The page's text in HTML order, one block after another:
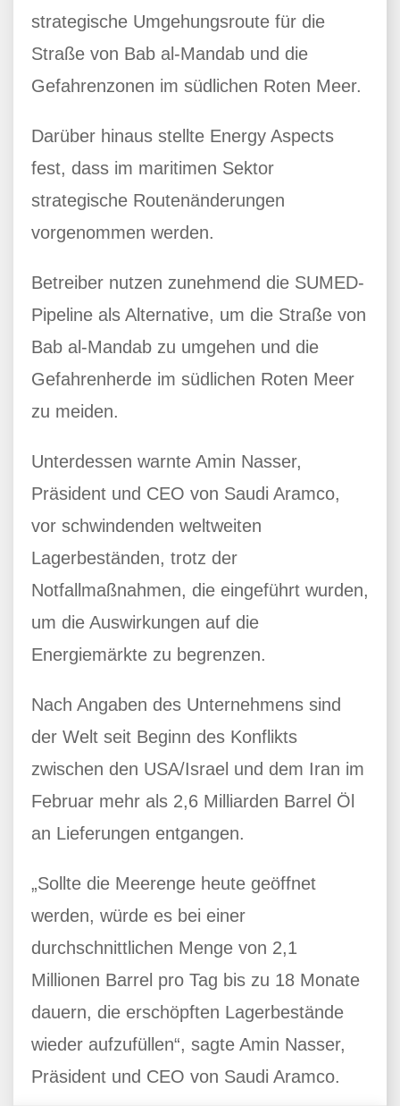
strategische Umgehungsroute für die
Straße von Bab al-Mandab und die
Gefahrenzonen im südlichen Roten Meer.
Darüber hinaus stellte Energy Aspects
fest, dass im maritimen Sektor
strategische Routenänderungen
vorgenommen werden.
Betreiber nutzen zunehmend die SUMED-
Pipeline als Alternative, um die Straße von
Bab al-Mandab zu umgehen und die
Gefahrenherde im südlichen Roten Meer
zu meiden.
Unterdessen warnte Amin Nasser,
Präsident und CEO von Saudi Aramco,
vor schwindenden weltweiten
Lagerbeständen, trotz der
Notfallmaßnahmen, die eingeführt wurden,
um die Auswirkungen auf die
Energiemärkte zu begrenzen.
Nach Angaben des Unternehmens sind
der Welt seit Beginn des Konflikts
zwischen den USA/Israel und dem Iran im
Februar mehr als 2,6 Milliarden Barrel Öl
an Lieferungen entgangen.
„Sollte die Meerenge heute geöffnet
werden, würde es bei einer
durchschnittlichen Menge von 2,1
Millionen Barrel pro Tag bis zu 18 Monate
dauern, die erschöpften Lagerbestände
wieder aufzufüllen“, sagte Amin Nasser,
Präsident und CEO von Saudi Aramco.